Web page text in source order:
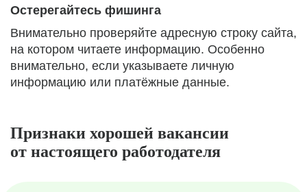
Остерегайтесь фишинга
Внимательно проверяйте адресную строку сайта,
на котором читаете информацию. Особенно
внимательно, если указываете личную
информацию или платёжные данные.
Признаки хорошей вакансии
от настоящего работодателя